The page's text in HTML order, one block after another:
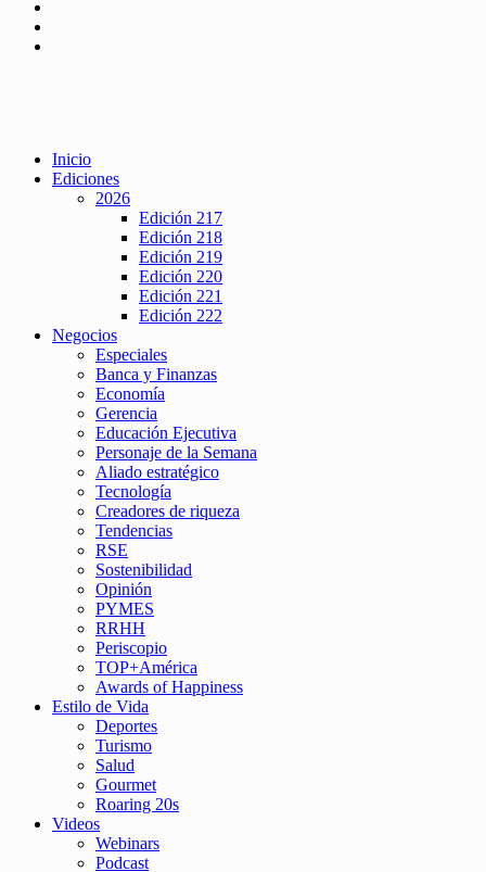
Inicio
Ediciones
2026
Edición 217
Edición 218
Edición 219
Edición 220
Edición 221
Edición 222
Negocios
Especiales
Banca y Finanzas
Economía
Gerencia
Educación Ejecutiva
Personaje de la Semana
Aliado estratégico
Tecnología
Creadores de riqueza
Tendencias
RSE
Sostenibilidad
Opinión
PYMES
RRHH
Periscopio
TOP+América
Awards of Happiness
Estilo de Vida
Deportes
Turismo
Salud
Gourmet
Roaring 20s
Videos
Webinars
Podcast